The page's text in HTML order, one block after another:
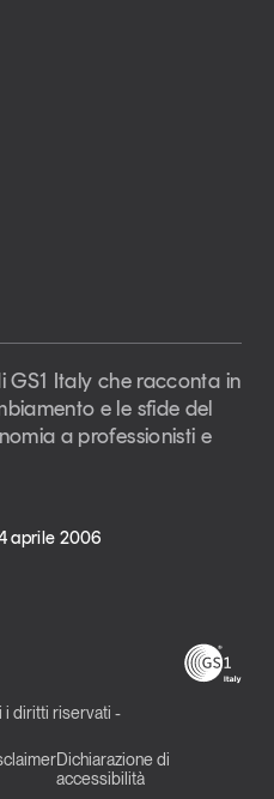
GS1 Italy che racconta in
e le sfide del
a professionisti e
aprile 2006
i diritti riservati -
Dichiarazione di
accessibilità